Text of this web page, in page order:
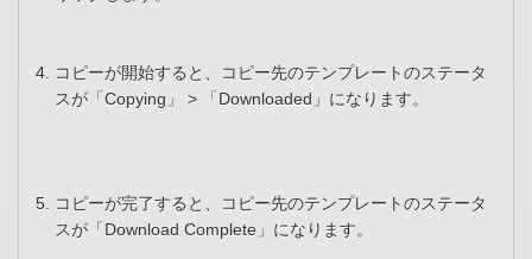
コピーが開始すると、コピー先のテンプレートのステータ
スが「Copying」 > 「Downloaded」になります。
コピーが完了すると、コピー先のテンプレートのステータ
スが「Download Complete」になります。